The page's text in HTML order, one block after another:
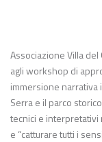
Associazione Villa
agli workshop di
immersione narrativa
Serra e il parco
tecnici e
e “catturare tutti i